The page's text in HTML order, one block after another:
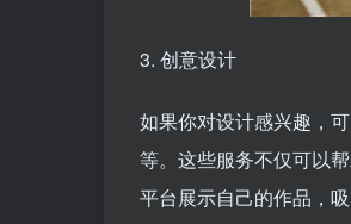
3. 创意设计
如果你对设计感兴趣，
等。这些服务不仅可以
平台展示自己的作品，吸